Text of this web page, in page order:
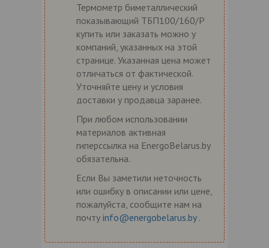
Термометр биметаллический
показывающий ТБП100/160/Р
купить или заказать можно у
компаний, указанных на этой
странице. Указанная цена может
отличаться от фактической.
Уточняйте цену и условия
доставки у продавца заранее.
При любом использовании
материалов активная
гиперссылка на EnergoBelarus.by
обязательна.
Если Вы заметили неточность
или ошибку в описании или цене,
пожалуйста, сообщите нам на
почту info@energobelarus.by .